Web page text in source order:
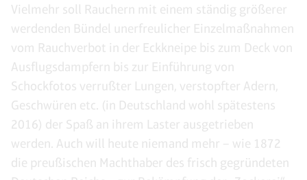
Vielmehr soll Rauchern mit einem ständig größerer
werdenden Bündel unerfreulicher Einzelmaßnahmen
vom Rauchverbot in der Eckkneipe bis zum Deck von
Ausflugsdampfern bis zur Einführung von
Schockfotos verrußter Lungen, verstopfter Adern,
Geschwüren etc. (in Deutschland wohl spätestens
2016) der Spaß an ihrem Laster ausgetrieben
werden. Auch will heute niemand mehr – wie 1872
die preußischen Machthaber des frisch gegründeten